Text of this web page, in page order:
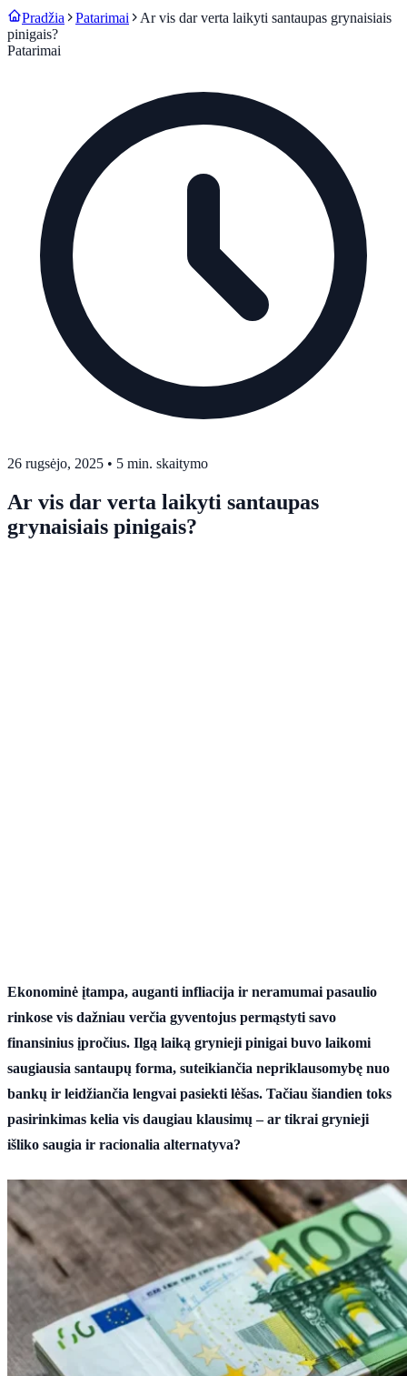
Pradžia Patarimai
Ar vis dar verta laikyti santaupas grynaisiais
pinigais?
Patarimai
26 rugsėjo, 2025 • 5 min. skaitymo
Ar vis dar verta laikyti santaupas
grynaisiais pinigais?
Ekonominė įtampa, auganti infliacija ir neramumai pasaulio
rinkose vis dažniau verčia gyventojus permąstyti savo
finansinius įpročius. Ilgą laiką grynieji pinigai buvo laikomi
saugiausia santaupų forma, suteikiančia nepriklausomybę nuo
bankų ir leidžiančia lengvai pasiekti lėšas. Tačiau šiandien toks
pasirinkimas kelia vis daugiau klausimų – ar tikrai grynieji
išliko saugia ir racionalia alternatyva?